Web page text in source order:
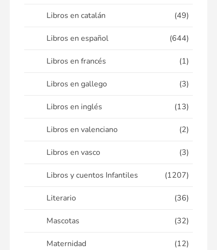
Libros en catalán (49)
Libros en español (644)
Libros en francés (1)
Libros en gallego (3)
Libros en inglés (13)
Libros en valenciano (2)
Libros en vasco (3)
Libros y cuentos Infantiles (1207)
Literario (36)
Mascotas (32)
Maternidad (12)